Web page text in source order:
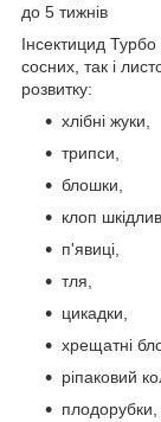
до 5 тижнів
Інсектицид
сосних, так і
розвитку:
хлібні жуки,
трипси,
блошки,
клоп
п'явиці,
тля,
цикадки,
хрещатні
ріпаковий
плодорубки,